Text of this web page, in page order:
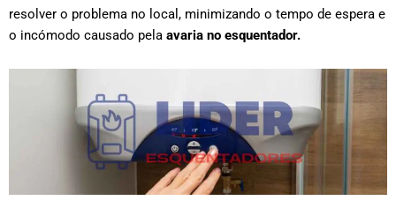
resolver o problema no local, minimizando o tempo de espera e
o incómodo causado pela avaria no esquentador.